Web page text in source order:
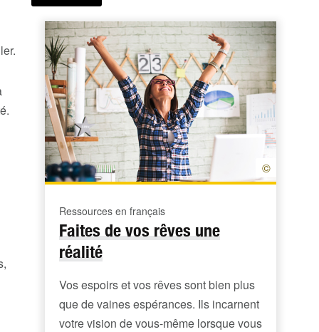
©
Ressources en français
Faites de vos rêves une
réalité
Vos espoirs et vos rêves sont bien plus
que de vaines espérances. Ils incarnent
votre vision de vous-même lorsque vous